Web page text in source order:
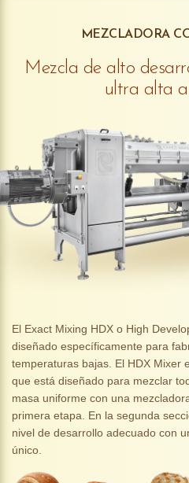
MEZCLADORA
Mezcla de alto
ultra alta
El Exact Mixing HDX o High
diseñado específicamente para
temperaturas bajas. El HDX Mixer
que está diseñado para mezclar
masa uniforme con una
primera etapa. En la segunda
nivel de desarrollo adecuado con
único.